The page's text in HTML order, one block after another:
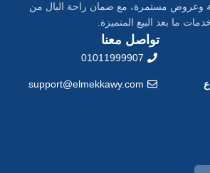
وعروض مستمرة، مع ضمان راحة البال من
ما بعد البيع المتميزة.
تواصل معنا
01011999907
support@elmekkawy.com